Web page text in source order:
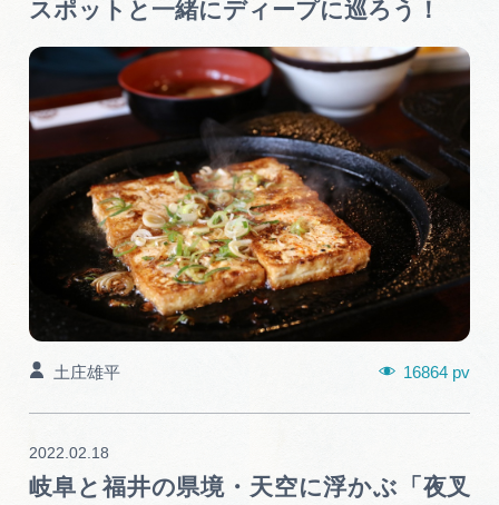
旅行会社・観光事業者の皆様へ
フォトライブラリー
動画ライブラリー
お問い合わせ
運営組織
スポットと一緒にディープに巡ろう！
16864 pv
土庄雄平
岐阜と福井の県境・天空に浮かぶ「夜叉
2022.02.18